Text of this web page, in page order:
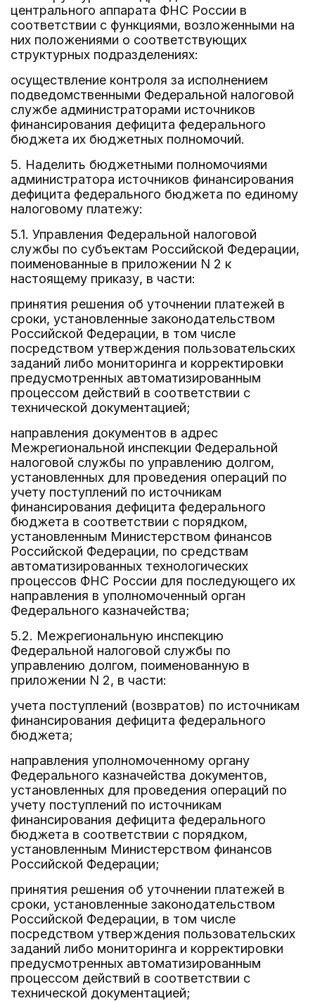
центрального аппарата ФНС России в
соответствии с функциями, возложенными на
них положениями о соответствующих
структурных подразделениях:
осуществление контроля за исполнением
подведомственными Федеральной налоговой
службе администраторами источников
финансирования дефицита федерального
бюджета их бюджетных полномочий.
5. Наделить бюджетными полномочиями
администратора источников финансирования
дефицита федерального бюджета по единому
налоговому платежу:
5.1. Управления Федеральной налоговой
службы по субъектам Российской Федерации,
поименованные в приложении N 2 к
настоящему приказу, в части:
принятия решения об уточнении платежей в
сроки, установленные законодательством
Российской Федерации, в том числе
посредством утверждения пользовательских
заданий либо мониторинга и корректировки
предусмотренных автоматизированным
процессом действий в соответствии с
технической документацией;
направления документов в адрес
Межрегиональной инспекции Федеральной
налоговой службы по управлению долгом,
установленных для проведения операций по
учету поступлений по источникам
финансирования дефицита федерального
бюджета в соответствии с порядком,
установленным Министерством финансов
Российской Федерации, по средствам
автоматизированных технологических
процессов ФНС России для последующего их
направления в уполномоченный орган
Федерального казначейства;
5.2. Межрегиональную инспекцию
Федеральной налоговой службы по
управлению долгом, поименованную в
приложении N 2, в части:
учета поступлений (возвратов) по источникам
финансирования дефицита федерального
бюджета;
направления уполномоченному органу
Федерального казначейства документов,
установленных для проведения операций по
учету поступлений по источникам
финансирования дефицита федерального
бюджета в соответствии с порядком,
установленным Министерством финансов
Российской Федерации;
принятия решения об уточнении платежей в
сроки, установленные законодательством
Российской Федерации, в том числе
посредством утверждения пользовательских
заданий либо мониторинга и корректировки
предусмотренных автоматизированным
процессом действий в соответствии с
технической документацией;